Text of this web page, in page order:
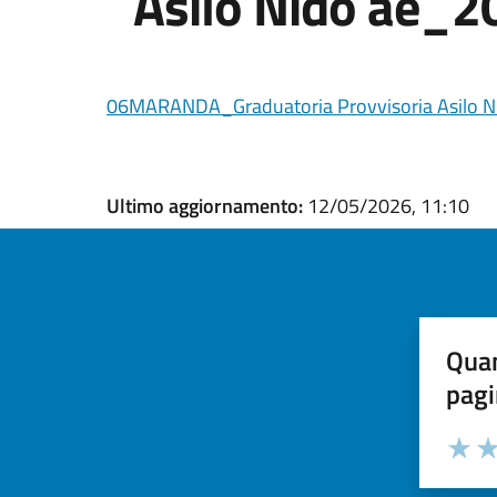
06MARANDA_Graduatoria Provvisoria Asilo
Ultimo aggiornamento: 12/05/2026, 11:10
Valuta